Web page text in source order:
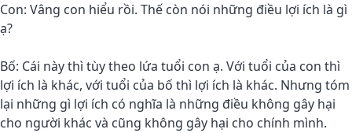
Con: Vâng con hiểu rồi. Thế còn nói những điều lợi ích là gì
ạ?
Bố: Cái này thì tùy theo lứa tuổi con ạ. Với tuổi của con thì
lợi ích là khác, với tuổi của bố thì lợi ích là khác. Nhưng tóm
lại những gì lợi ích có nghĩa là những điều không gây hại
cho người khác và cũng không gây hại cho chính mình.